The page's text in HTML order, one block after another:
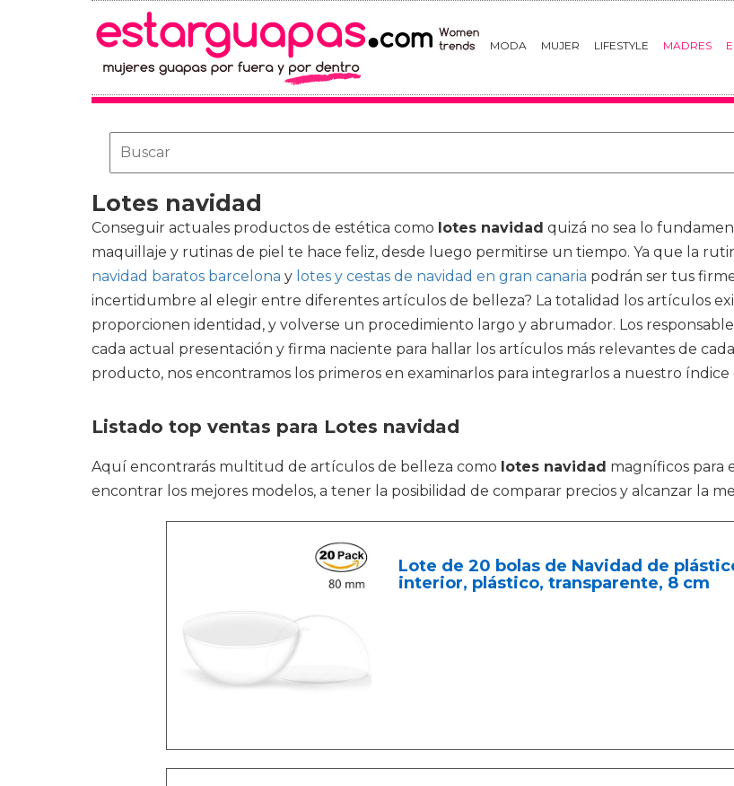
MODA MUJER LIFESTYLE MADRES
Lotes navidad
Conseguir actuales productos de estética como lotes navidad quizá no sea lo
maquillaje y rutinas de piel te hace feliz, desde luego permitirse un tiempo. Ya que la
navidad baratos barcelona y lotes y cestas de navidad en gran canaria podrán ser tus
incertidumbre al elegir entre diferentes artículos de belleza? La totalidad los artículos
proporcionen identidad, y volverse un procedimiento largo y abrumador. Los
cada actual presentación y firma naciente para hallar los artículos más relevantes de
producto, nos encontramos los primeros en examinarlos para integrarlos a nuestro índice
Listado top ventas para Lotes navidad
Aquí encontrarás multitud de artículos de belleza como lotes navidad magníficos para
encontrar los mejores modelos, a tener la posibilidad de comparar precios y alcanzar la
Lote de 20 bolas de Navidad de
interior, plástico, transparente, 8 cm